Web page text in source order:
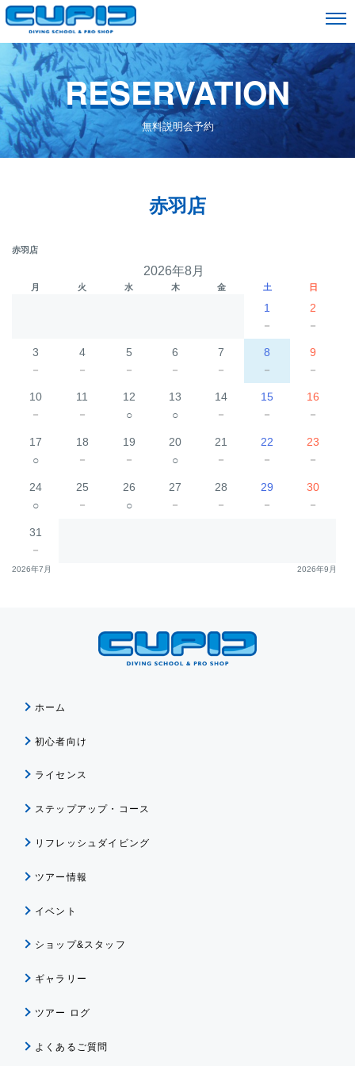
RESERVATION
無料説明会予約
赤羽店
赤羽店
2026年8月
月 火 水 木 金 土 日
1
－
2
－
3
－
4
－
5
－
6
－
7
－
8
－
9
－
10
－
11
－
12
○
13
○
14
－
15
－
16
－
17
○
18
－
19
－
20
○
21
－
22
－
23
－
24
○
25
－
26
○
27
－
28
－
29
－
30
－
31
－
2026年7月 2026年9月
ホーム
初心者向け
ライセンス
ステップアップ・コース
リフレッシュダイビング
ツアー情報
イベント
ショップ&スタッフ
ギャラリー
ツアー ログ
よくあるご質問